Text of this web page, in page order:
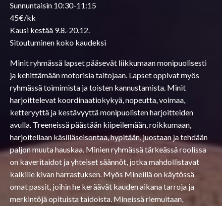
Sunnuntaisin 10:30-11:15
45€/kk
Kausi kestää 9.8.-20.12.
Sitoutuminen koko kaudeksi
Minit ryhmässä lapset pääsevät liikkumaan monipuolisesti
ja kehittämään motorisia taitojaan. Lapset oppivat myös
ryhmässä toimimista ja toisten kannustamista. Minit
harjoittelevat koordinaatiokykyä, nopeutta, voimaa,
ketteryyttä ja kestävyyttä monipuolisten harjoitteiden
avulla. Treeneissä päästään kiipeilemään, roikkumaan,
harjoitellaan käsilläseisontaa, hypitään, juostaan ja tehdään
paljon muuta hauskaa. Minien ryhmässä tärkeässä roolissa
on kaveritaidot ja yhteiset säännöt, jotka mahdollistavat
kaikille kivan harrastuksen. Myös Mineillä on käytössä
omat passit, joihin he keräävät kauden aikana tarroja ja
merkintöjä opituista taidoista. Mineissä riemuitaan,